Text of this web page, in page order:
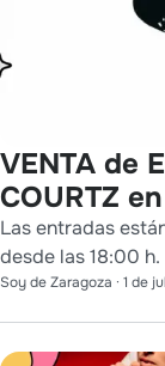
VENTA de
COURTZ
Las entradas
desde las 18:00 h.
Soy de Zaragoza · 1 de